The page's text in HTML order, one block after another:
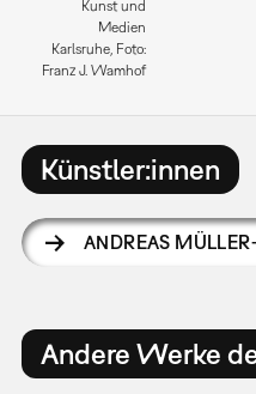
Kunst und
Medien
Karlsruhe, Foto:
Franz J. Wamhof
Künstler:innen
ANDREAS
Andere Werke